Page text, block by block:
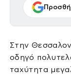
Στην
οδηγό
ταχύτητα